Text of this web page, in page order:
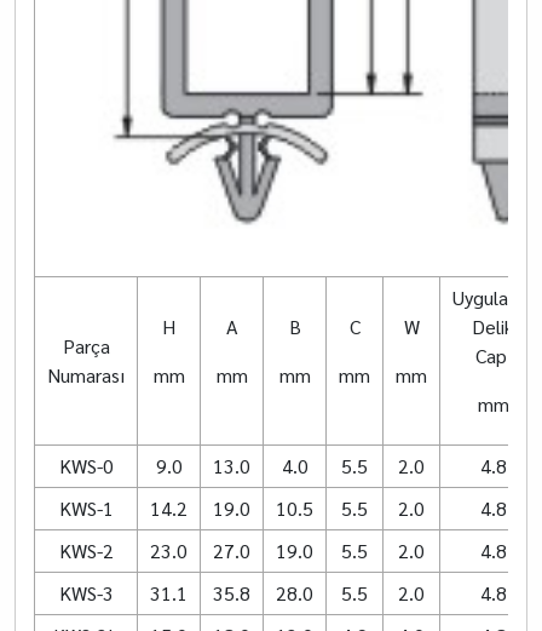
Parça
Numarası
H
mm
A
mm
B
mm
C
mm
W
mm
Uygulama
Delik
Capı
mm
KWS-0 9.0 13.0 4.0 5.5 2.0
4.8
KWS-1
14.2 19.0 10.5 5.5 2.0
4.8
KWS-2
23.0 27.0 19.0 5.5 2.0
4.8
KWS-3
31.1 35.8 28.0 5.5 2.0
4.8